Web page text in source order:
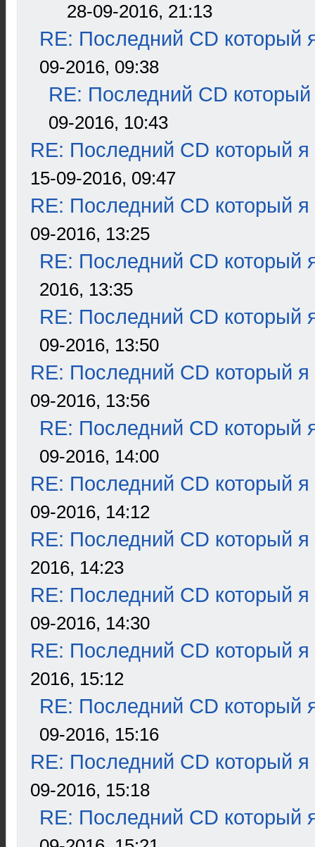
28-09-2016, 21:13
RE: Последний CD который
09-2016, 09:38
RE: Последний CD который
09-2016, 10:43
RE: Последний CD который я
15-09-2016, 09:47
RE: Последний CD который я
09-2016, 13:25
RE: Последний CD который
2016, 13:35
RE: Последний CD который
09-2016, 13:50
RE: Последний CD который я
09-2016, 13:56
RE: Последний CD который
09-2016, 14:00
RE: Последний CD который я
09-2016, 14:12
RE: Последний CD который я
2016, 14:23
RE: Последний CD который я
09-2016, 14:30
RE: Последний CD который я
2016, 15:12
RE: Последний CD который
09-2016, 15:16
RE: Последний CD который я
09-2016, 15:18
RE: Последний CD который